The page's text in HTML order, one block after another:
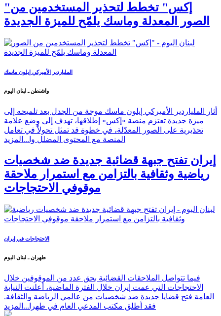
"إكس" تخطط لتحذير المستخدمين من
الصور المعدلة وماسك يلمّح للميزة الجديدة
الملياردير الأميركي إيلون ماسك
واشنطن ـ لبنان اليوم
أثار الملياردير الأميركي إيلون ماسك موجة من الجدل بعد تلميحه إلى
ميزة جديدة تعتزم منصة «إكس» إطلاقها، تهدف إلى وضع علامة
تحذيرية على الصور المعدّلة، في خطوة قد تمثل تحولاً في تعامل
المنصة مع المحتوى المضلل وا... المزيد
إيران تفتح جبهة قضائية جديدة ضد شخصيات
رياضية وثقافية بالتزامن مع استمرار ملاحقة
موقوفي الاحتجاجات
الاحتجاجات في إيران
طهران ـ لبنان اليوم
فيما تتواصل الملاحقات القضائية بحق عدد من الموقوفين خلال
الاحتجاجات التي عمت إيران خلال الفترة الماضية، أعلنت النيابة
العامة فتح قضايا جديدة ضد شخصيات من عالمي الرياضة والثقافة.
فقد أطلق مكتب المدعي العام في طهرا... المزيد